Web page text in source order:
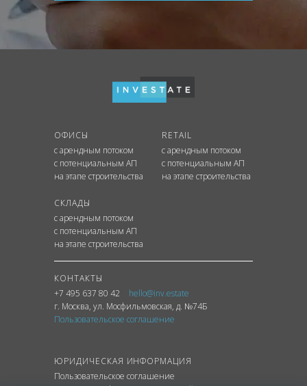
ОФИСЫ
с арендным потоком
с потенциальным АП
на этапе строительства
RETAIL
с арендным потоком
с потенциальным АП
на этапе строительства
СКЛАДЫ
с арендным потоком
с потенциальным АП
на этапе строительства
КОНТАКТЫ
+7 495 637 80 42
hello@inv.estate
г. Москва, ул. Мосфильмовская, д. №74Б
Пользовательское соглашение
ЮРИДИЧЕСКАЯ ИНФОРМАЦИЯ
Пользовательское соглашение